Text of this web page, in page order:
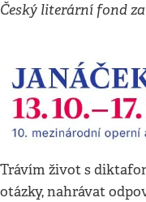
Český literární fond
Trávím život s
otázky, nahrávat